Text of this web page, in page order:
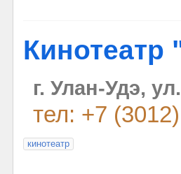
Кинотеатр
г. Улан-Удэ,
тел: +7
кинотеатр